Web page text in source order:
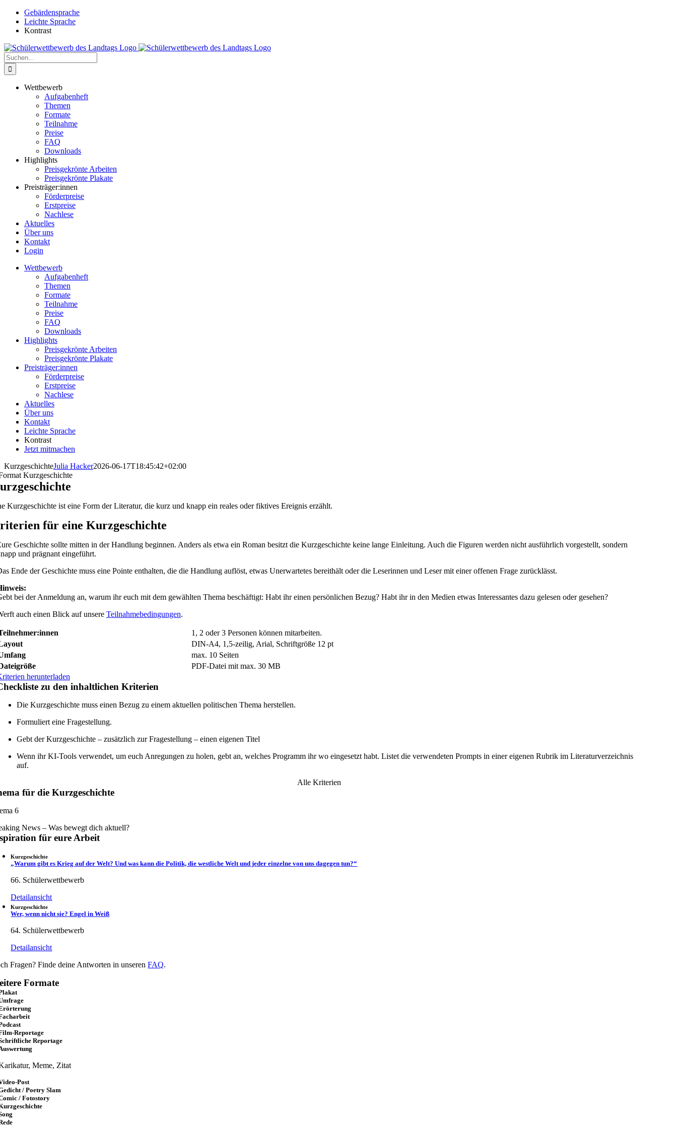
Zum
Inhalt
springen
Gebärdensprache
Leichte Sprache
Kontrast
Suche
nach:
Wettbewerb
Aufgabenheft
Themen
Formate
Teilnahme
Preise
FAQ
Downloads
Highlights
Preisgekrönte Arbeiten
Preisgekrönte Plakate
Preisträger:innen
Förderpreise
Erstpreise
Nachlese
Aktuelles
Über uns
Kontakt
Login
Wettbewerb
Aufgabenheft
Themen
Formate
Teilnahme
Preise
FAQ
Downloads
Highlights
Preisgekrönte Arbeiten
Preisgekrönte Plakate
Preisträger:innen
Förderpreise
Erstpreise
Nachlese
Aktuelles
Über uns
Kontakt
Leichte Sprache
Kontrast
Jetzt mitmachen
KurzgeschichteJulia Hacker2026-06-17T18:45:42+02:00
Kurzgeschichte ist eine Form der Literatur, die kurz und knapp ein reales oder fiktives Ereignis erzählt.
für eine Kurzgeschichte
Geschichte sollte mitten in der Handlung beginnen. Anders als etwa ein Roman besitzt die Kurzgeschichte keine lange Einleitung. Auch die Figuren werden nicht ausführlich vorgestellt, sondern
und prägnant eingeführt.
Ende der Geschichte muss eine Pointe enthalten, die die Handlung auflöst, etwas Unerwartetes bereithält oder die Leserinnen und Leser mit einer offenen Frage zurücklässt.
bei der Anmeldung an, warum ihr euch mit dem gewählten Thema beschäftigt: Habt ihr einen persönlichen Bezug? Habt ihr in den Medien etwas Interessantes dazu gelesen oder gesehen?
auch einen Blick auf unsere Teilnahmebedingungen.
1, 2 oder 3 Personen können mitarbeiten.
DIN-A4, 1,5-zeilig, Arial, Schriftgröße 12 pt
max. 10 Seiten
PDF-Datei mit max. 30 MB
herunterladen
zu den inhaltlichen Kriterien
Die Kurzgeschichte muss einen Bezug zu einem aktuellen politischen Thema herstellen.
Formuliert eine Fragestellung.
Gebt der Kurzgeschichte – zusätzlich zur Fragestellung – einen eigenen Titel
Wenn ihr KI-Tools verwendet, um euch Anregungen zu holen, gebt an, welches Programm ihr wo eingesetzt habt. Listet die verwendeten Prompts in einer eigenen Rubrik im Literaturverzeichnis
auf.
Alle Kriterien
für die Kurzgeschichte
6
News – Was bewegt dich aktuell?
für eure Arbeit
Kurzgeschichte
„Warum gibt es Krieg auf der Welt? Und was kann die Politik, die westliche Welt und jeder einzelne von uns dagegen tun?“
66. Schülerwettbewerb
Detailansicht
Kurzgeschichte
Wer, wenn nicht sie? Engel in Weiß
64. Schülerwettbewerb
Detailansicht
Fragen? Finde deine Antworten in unserenFAQ.
Formate
Reportage
Reportage
Meme, Zitat
Post
/ Poetry Slam
/ Fotostory